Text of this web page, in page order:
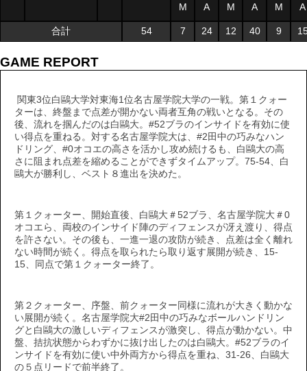
M A M A M A
合計 54 7 24 12 40 9
GAME REPORT
関東3位白鷗大学対東海1位名古屋学院大学の一戦。第１クォー
ターは、終盤まで点差が開かない両者互角の戦いとなる。その
後、流れを掴んだのは白鷗大。#52ブラのインサイドを有効に使
い得点を重ねる。対する名古屋学院大は、#2田中の巧みなハン
ドリング、#0オコエの高さを活かし攻め続けるも、白鷗大の高
さに阻まれ点差を縮めることができずタイムアップ。75-54、白
鷗大が勝利し、ベスト８進出を決めた。
第１クォーター、開始直後、白鷗大＃52ブラ、名古屋学院大＃0
オコエら、両校のインサイド陣のディフェンスが冴え渡り、得点
を許さない。その後も、一進一退の攻防が続き、点差は全く離れ
ない時間が続く。得点を取られたら取り返す展開が続き、15-
15、同点で第１クォーター終了。
第２クォーター、序盤、前クォーター同様に流れが大きく動かな
い展開が続く。名古屋学院大#2田中の巧みなボールハンドリン
グと白鷗大の激しいディフェンスが激突し、得点が動かない。中
盤、拮抗状態からわずかに抜け出したのは白鷗大。#52ブラのイ
ンサイドを有効に使い中外両方から得点を重ね、31-26、白鷗大
の５点リードで前半終了。